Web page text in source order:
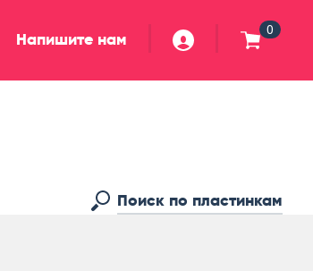
Напишите нам 0